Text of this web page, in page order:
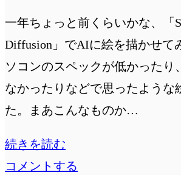
一年ちょっと前くらいかな、「
Diffusion」でAIに絵を描かせて
ソコンのスペックが低かったり
なかったりなどで思ったような
た。まあこんなものか…
続きを読む
成
コメントする